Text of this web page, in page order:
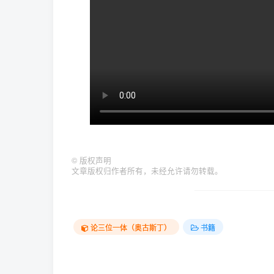
© 版权声明
文章版权归作者所有，未经允许请勿转载。
论三位一体（奥古斯丁） 书籍